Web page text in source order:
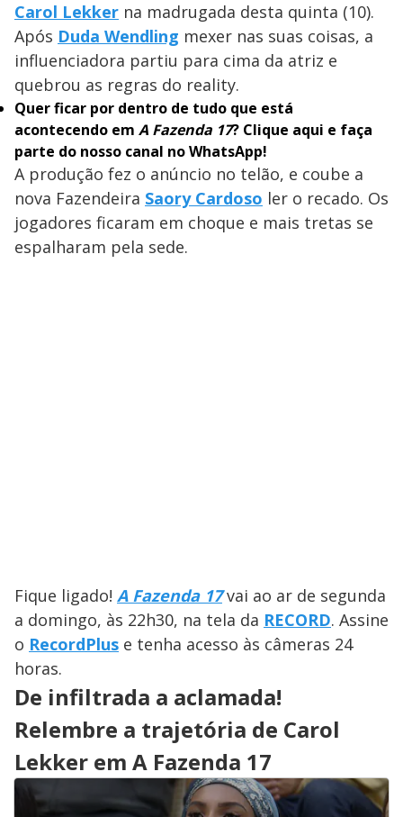
Carol Lekker na madrugada desta quinta (10).
Após Duda Wendling mexer nas suas coisas, a
influenciadora partiu para cima da atriz e
quebrou as regras do reality.
Quer ficar por dentro de tudo que está
acontecendo em A Fazenda 17? Clique aqui e faça
parte do nosso canal no WhatsApp!
A produção fez o anúncio no telão, e coube a
nova Fazendeira Saory Cardoso ler o recado. Os
jogadores ficaram em choque e mais tretas se
espalharam pela sede.
Fique ligado! A Fazenda 17vai ao ar de segunda
a domingo, às 22h30, na tela da RECORD. Assine
o RecordPlus e tenha acesso às câmeras 24
horas.
De infiltrada a aclamada!
Relembre a trajetória de Carol
Lekker em A Fazenda 17